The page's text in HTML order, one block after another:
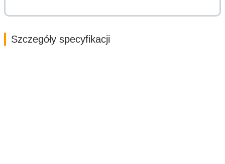
Szczegóły specyfikacji